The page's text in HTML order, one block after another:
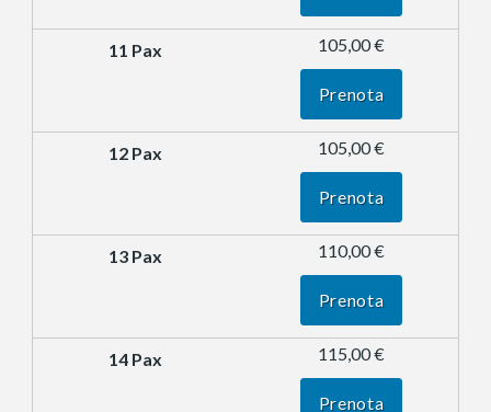
105,00 €
Prenota
105,00 €
Prenota
110,00 €
Prenota
115,00 €
Prenota